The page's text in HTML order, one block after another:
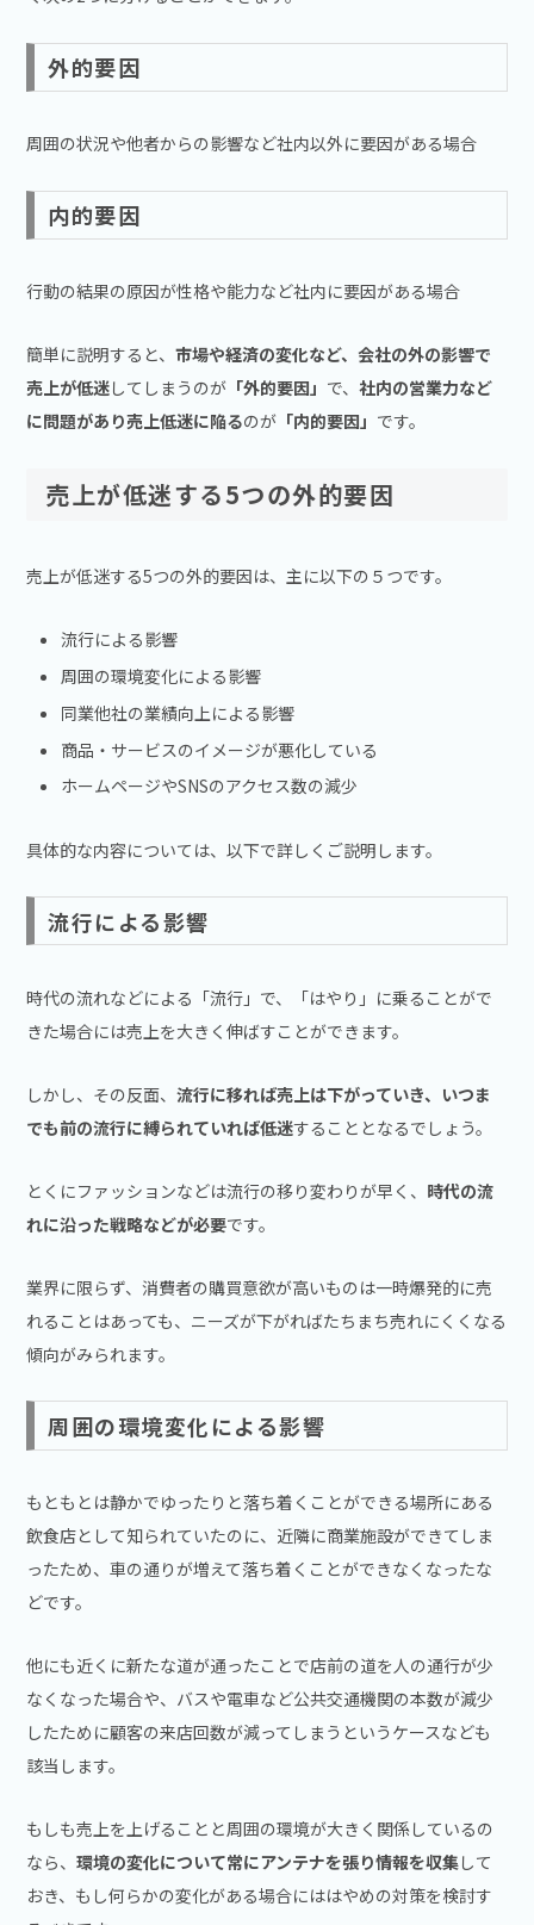
外的要因
周囲の状況や他者からの影響など社内以外に要因がある場合
内的要因
行動の結果の原因が性格や能力など社内に要因がある場合
簡単に説明すると、市場や経済の変化など、会社の外の影響で
売上が低迷してしまうのが 「外的要因」 で、社内の営業力など
に問題があり売上低迷に陥るのが 「内的要因」 です。
売上が低迷する5つの外的要因
売上が低迷する5つの外的要因は、主に以下の５つです。
流行による影響
周囲の環境変化による影響
同業他社の業績向上による影響
商品・サービスのイメージが悪化している
ホームページやSNSのアクセス数の減少
具体的な内容については、以下で詳しくご説明します。
流行による影響
時代の流れなどによる「流行」で、「はやり」に乗ることがで
きた場合には売上を大きく伸ばすことができます。
しかし、その反面、流行に移れば売上は下がっていき、いつま
でも前の流行に縛られていれば低迷することとなるでしょう。
とくにファッションなどは流行の移り変わりが早く、 時代の流
れに沿った戦略などが必要です。
業界に限らず、消費者の購買意欲が高いものは一時爆発的に売
れることはあっても、ニーズが下がればたちまち売れにくくなる
傾向がみられます。
周囲の環境変化による影響
もともとは静かでゆったりと落ち着くことができる場所にある
飲食店として知られていたのに、近隣に商業施設ができてしま
ったため、車の通りが増えて落ち着くことができなくなったな
どです。
他にも近くに新たな道が通ったことで店前の道を人の通行が少
なくなった場合や、バスや電車など公共交通機関の本数が減少
したために顧客の来店回数が減ってしまうというケースなども
該当します。
もしも売上を上げることと周囲の環境が大きく関係しているの
なら、環境の変化について常にアンテナを張り情報を収集して
おき、もし何らかの変化がある場合にははやめの対策を検討す